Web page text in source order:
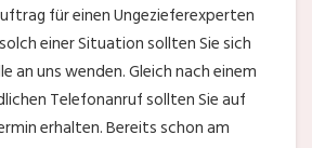
für einen Ungezieferexperten
einer Situation sollten Sie sich
an uns wenden. Gleich nach einem
Telefonanruf sollten Sie auf
erhalten. Bereits schon am